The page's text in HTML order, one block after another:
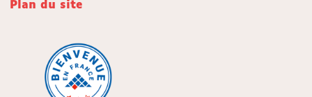
Plan du site